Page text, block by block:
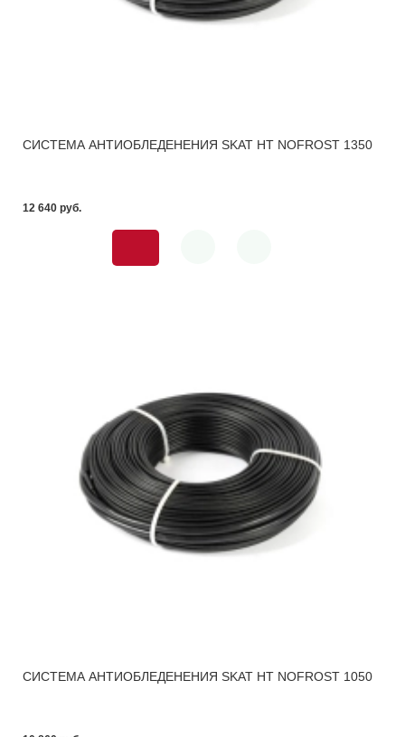
СИСТЕМА АНТИОБЛЕДЕНЕНИЯ SKAT HT NOFROST 1350
12 640 pуб.
СИСТЕМА АНТИОБЛЕДЕНЕНИЯ SKAT HT NOFROST 1050